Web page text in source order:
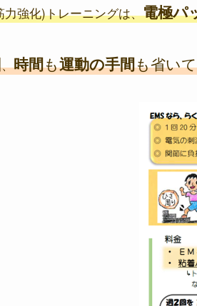
力強化)トレーニングは、電極パ
、時間も運動の手間も省いて